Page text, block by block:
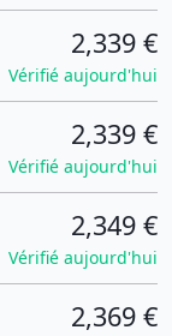
2,339 €
Vérifié aujourd'hui
2,339 €
Vérifié aujourd'hui
2,349 €
Vérifié aujourd'hui
2,369 €